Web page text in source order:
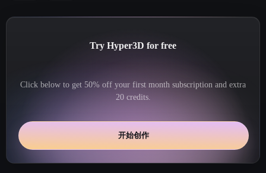
Try Hyper3D for free
Click below to get 50% off your first month subscription and extra
20 credits.
开始创作